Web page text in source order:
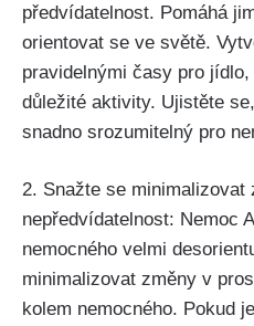
předvídatelnost. Pomáhá
orientovat se ve světě.
pravidelnými časy pro
důležité aktivity. Ujistěte
snadno srozumitelný pro
2. Snažte se minimalizovat
nepředvídatelnost: Nemoc
nemocného velmi
minimalizovat změny v
kolem nemocného. Pokud